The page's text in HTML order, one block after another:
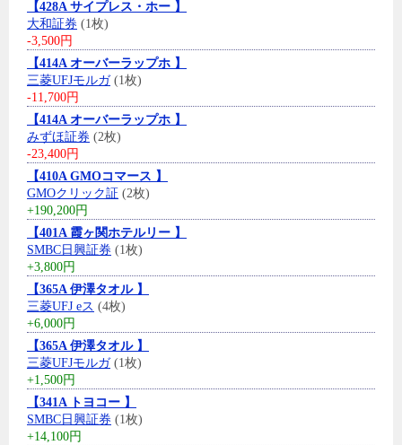
【428A サイプレス・ホー 】
大和証券 (1枚)
-3,500円
【414A オーバーラップホ 】
三菱UFJモルガ(1枚)
-11,700円
【414A オーバーラップホ 】
みずほ証券 (2枚)
-23,400円
【410A GMOコマース 】
GMOクリック証 (2枚)
+190,200円
【401A 霞ヶ関ホテルリー 】
SMBC日興証券 (1枚)
+3,800円
【365A 伊澤タオル 】
三菱UFJ eス (4枚)
+6,000円
【365A 伊澤タオル 】
三菱UFJモルガ(1枚)
+1,500円
【341A トヨコー 】
SMBC日興証券 (1枚)
+14,100円